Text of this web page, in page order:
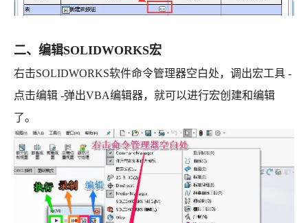
二、编辑SOLIDWORKS宏
右击SOLIDWORKS软件命令管理器空白处，调出宏工具 -
点击编辑 -弹出VBA编辑器，就可以进行宏创建和编辑
了。